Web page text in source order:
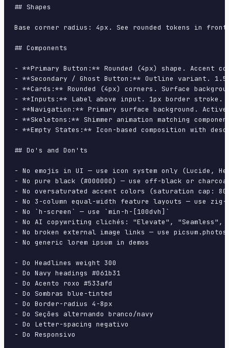
## Shapes
Base corner radius: 4px. See rounded tokens in
## Components
- **Primary Button:** Rounded (4px) shape.
- **Secondary / Ghost Button:** Outline variant.
- **Cards:** Rounded (4px) corners. Surface
- **Inputs:** Label above input. 1px border
- **Navigation:** Primary surface background.
- **Skeletons:** Shimmer animation matching
- **Empty States:** Icon-based composition with
## Do's and Don'ts
- No emojis in UI — use icon system only (Lucide,
- No pure black (#000000) — use off-black or
- No oversaturated accent colors (saturation cap:
- No 3-column equal-width feature layouts — use zig-
- No `h-screen` — use `min-h-[100dvh]`
- No AI copywriting clichés: "Elevate", "Seamless",
- No broken external image links — use
- No generic lorem ipsum in demos
- Do Headlines weight 300
- Do Navy headings #061b31
- Do Acento roxo #533afd
- Do Sombras blue-tinted
- Do Border-radius 4-8px
- Do Seções alternando branco/navy
- Do Letter-spacing negativo
- Do Responsivo